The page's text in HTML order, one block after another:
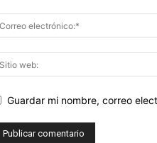
Guardar mi nombre, correo